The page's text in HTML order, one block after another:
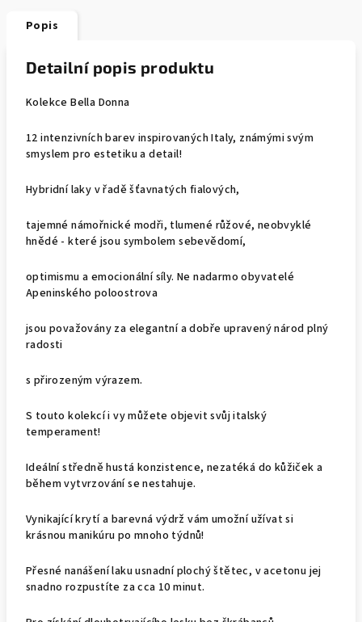
Popis
Detailní popis produktu
Kolekce Bella Donna
12 intenzivních barev inspirovaných Italy, známými svým
smyslem pro estetiku a detail!
Hybridní laky v řadě šťavnatých fialových,
tajemné námořnické modři, tlumené růžové, neobvyklé
hnědé - které jsou symbolem sebevědomí,
optimismu a emocionální síly. Ne nadarmo obyvatelé
Apeninského poloostrova
jsou považovány za elegantní a dobře upravený národ plný
radosti
s přirozeným výrazem.
S touto kolekcí i vy můžete objevit svůj italský
temperament!
Ideální středně hustá konzistence, nezatéká do kůžiček a
během vytvrzování se nestahuje.
Vynikající krytí a barevná výdrž vám umožní užívat si
krásnou manikúru po mnoho týdnů!
Přesné nanášení laku usnadní plochý štětec, v acetonu jej
snadno rozpustíte za cca 10 minut.